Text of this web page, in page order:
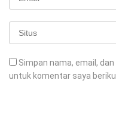
Simpan nama, email,
untuk komentar saya